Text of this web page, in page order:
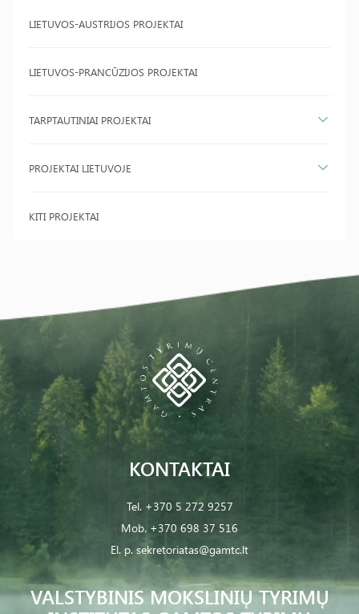
LIETUVOS-AUSTRIJOS PROJEKTAI
LIETUVOS-PRANCŪZIJOS PROJEKTAI
TARPTAUTINIAI PROJEKTAI
PROJEKTAI LIETUVOJE
KITI PROJEKTAI
VALSTYBINIS MOKSLINIŲ TYRIMŲ
KONTAKTAI
Tel. +370 5 272 9257
Mob. +370 698 37 516
El. p. sekretoriatas@gamtc.lt